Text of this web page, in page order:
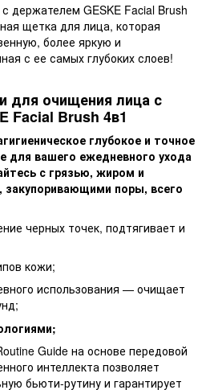
держателем GESKE Facial Brush
щетка для лица, которая
более яркую и
с ее самых глубоких слоев!
для очищения лица с
Facial Brush 4в1
глубокое и точное
для вашего ежедневного ухода
с грязью, жиром и
поры, всего
черных точек, подтягивает и
кожи;
использования — очищает
Guide на основе передовой
интеллекта позволяет
бьюти-рутину и гарантирует